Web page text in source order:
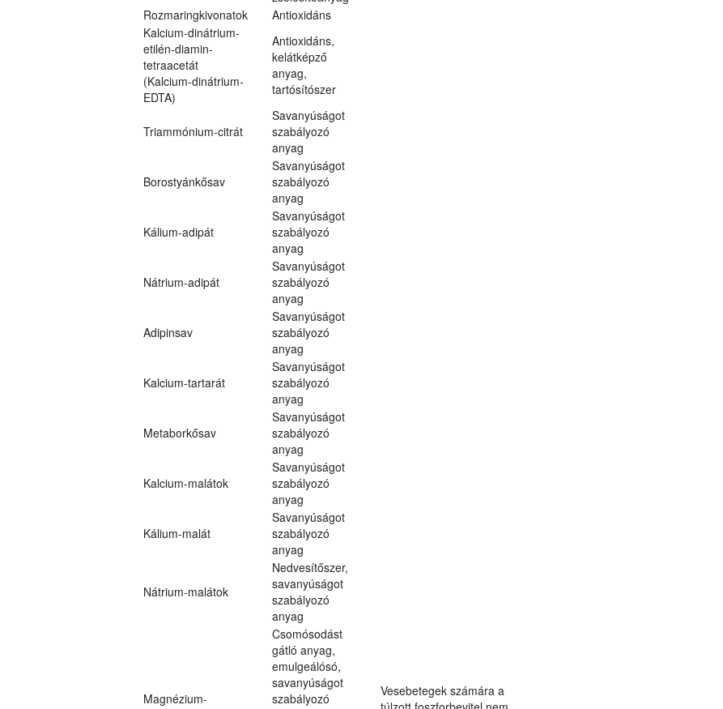
Rozmaringkivonatok Antioxidáns
Kalcium-dinátrium-
etilén-diamin-
tetraacetát
(Kalcium-dinátrium-
EDTA)
Antioxidáns,
kelátképző
anyag,
tartósítószer
Triammónium-citrát
Savanyúságot
szabályozó
anyag
Borostyánkősav
Savanyúságot
szabályozó
anyag
Kálium-adipát
Savanyúságot
szabályozó
anyag
Nátrium-adipát
Savanyúságot
szabályozó
anyag
Adipinsav
Savanyúságot
szabályozó
anyag
Kalcium-tartarát
Savanyúságot
szabályozó
anyag
Metaborkősav
Savanyúságot
szabályozó
anyag
Kalcium-malátok
Savanyúságot
szabályozó
anyag
Kálium-malát
Savanyúságot
szabályozó
anyag
Nátrium-malátok
Nedvesítőszer,
savanyúságot
szabályozó
anyag
Magnézium-
Csomósodást
gátló anyag,
emulgeálósó,
savanyúságot
szabályozó
Vesebetegek számára a